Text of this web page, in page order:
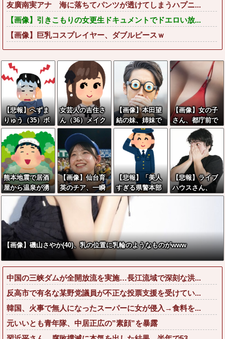
友廣南実アナ 海に落ちてパンツが透けてしまうハプニ...
【画像】引きこもりの女更生ドキュメントでドエロい放...
【画像】巨乳コスプレイヤー、ダブルピースｗ
【悲報】へずま
りゅう（35）ボ
ランティアのた
め熊本に行くも
体調不良で病院
に行く
女芸人の吉住さ
ん（36）メイク
したら普通に美
人の部類だった
と判明ｗｗｗｗ
ｗｗｗｗｗ
【画像】本田望
結の妹、姉妹で
並んだ姿が大変
素晴らしいと話
題にw w w w w
【画像】女の子
さん、都庁前で
膣と乳房を露出
wwwwwwwww
熊本地震で居酒
屋から温泉が湧
き出るｗｗｗｗ
ｗｗｗｗ
【画像】仙台育
英のチア、一瞬
見ただけで勃起
すると話題に
【悲報】「美人
すぎる県警本部
長」失職ｗｗｗ
ｗｗｗｗｗｗ
【悲報】ライブ
ハウスさん、
『奴隷』すぎる
【画像】磯山さやか(40)、乳の位置に乳輪のようなものがwww
中国の三峡ダムが全開放流を実施…長江流域で深刻な洪...
反高市で有名な某野党議員が不正な投票支援を受けてい...
韓国、火事で無人になったスーパーに女が侵入→食料を...
元いいとも青年隊、中居正広の”素顔”を暴露